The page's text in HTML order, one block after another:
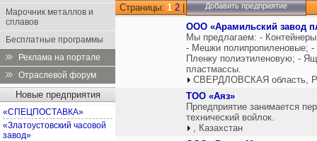
Марочник металлов и
сплавов
Бесплатные программы
Реклама на портале
Отраслевой форум
Новые предприятия
«СПЕЦПОСТАВКА»
«Златоустовский часовой
завод»
Страницы: 1 2 Добавить предприятие
ООО «Арамильский завод
Мы предлагаем: -
- Мешки полипропиленовые;
Пленку полиэтиленовую; -
пластмассы.
СВЕРДЛОВСКАЯ область,
ТОО «Аяз»
Прпедприятие занимается
технический войлок.
, Казахстан